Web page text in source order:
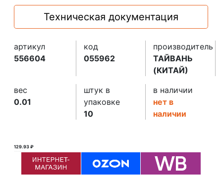
Техническая документация
артикул
556604
код
055962
производитель
ТАЙВАНЬ
(КИТАЙ)
вес
0.01
штук в
упаковке
10
в наличии
нет в
наличии
129.93 ₽